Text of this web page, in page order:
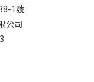
1號
公司